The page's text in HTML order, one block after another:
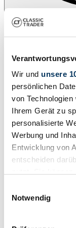
Wir und unsere
persönlichen
von
Ihrem Gerät zu
personalisierte
Werbung und
Entwicklung von
entscheiden
Trigger Symbol
Notwendig
Alle Services zu